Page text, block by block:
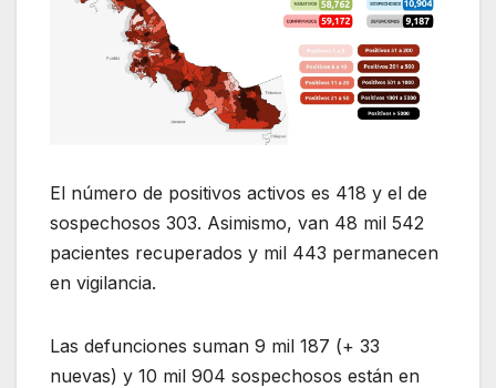
El número de positivos activos es 418 y el de
sospechosos 303. Asimismo, van 48 mil 542
pacientes recuperados y mil 443 permanecen
en vigilancia.
Las defunciones suman 9 mil 187 (+ 33
nuevas) y 10 mil 904 sospechosos están en